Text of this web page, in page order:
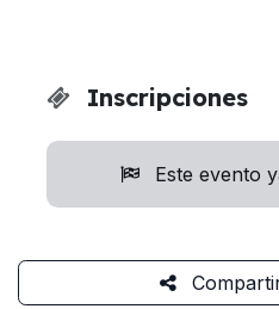
Inscripciones
Este evento